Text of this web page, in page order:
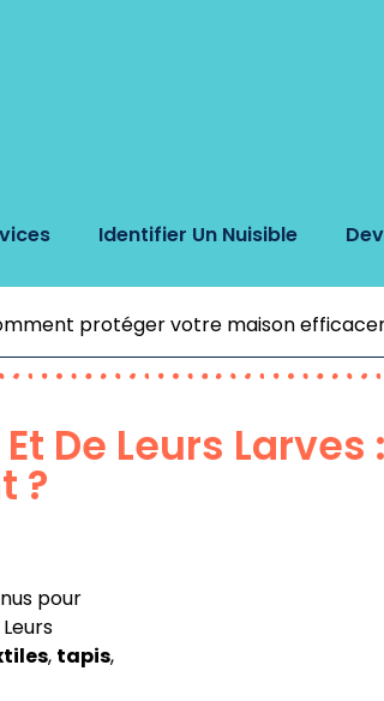
Identifier Un Nuisible
protéger votre maison
De Leurs
?
pour
, tapis,